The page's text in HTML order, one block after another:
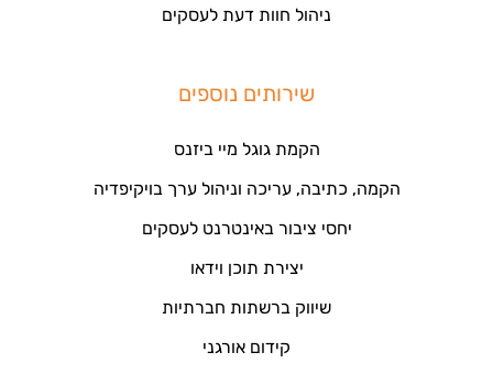
ניהול חוות דעת לעסקים
שירותים נוספים
הקמת גוגל מיי ביזנס
הקמה, כתיבה, עריכה וניהול ערך בויקיפדיה
יחסי ציבור באינטרנט לעסקים
יצירת תוכן וידאו
שיווק ברשתות חברתיות
קידום אורגני